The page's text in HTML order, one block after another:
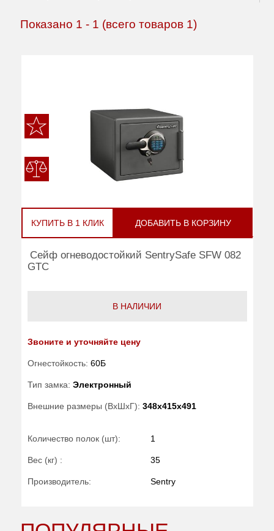
Показано 1 - 1 (всего товаров 1)
КУПИТЬ В 1 КЛИК ДОБАВИТЬ В КОРЗИНУ
Сейф огневодостойкий SentrySafe SFW 082
GTC
В НАЛИЧИИ
Звоните и уточняйте цену
Огнестойкость: 60Б
Тип замка: Электронный
Внешние размеры (ВхШхГ): 348x415x491
Количество полок (шт): 1
Вес (кг) : 35
Производитель: Sentry